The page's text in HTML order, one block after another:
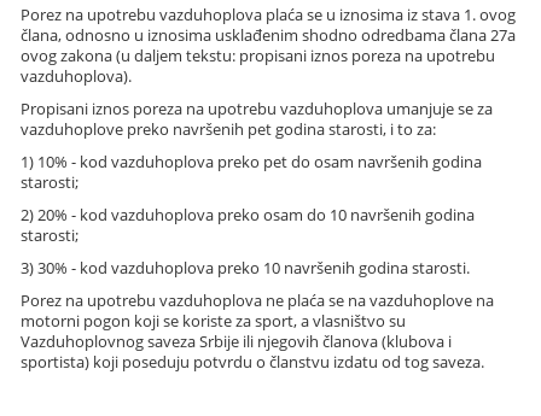
Porez na upotrebu vazduhoplova plaća se u iznosima iz stava 1. ovog
člana, odnosno u iznosima usklađenim shodno odredbama člana 27a
ovog zakona (u daljem tekstu: propisani iznos poreza na upotrebu
vazduhoplova).
Propisani iznos poreza na upotrebu vazduhoplova umanjuje se za
vazduhoplove preko navršenih pet godina starosti, i to za:
1) 10% - kod vazduhoplova preko pet do osam navršenih godina
starosti;
2) 20% - kod vazduhoplova preko osam do 10 navršenih godina
starosti;
3) 30% - kod vazduhoplova preko 10 navršenih godina starosti.
Porez na upotrebu vazduhoplova ne plaća se na vazduhoplove na
motorni pogon koji se koriste za sport, a vlasništvo su
Vazduhoplovnog saveza Srbije ili njegovih članova (klubova i
sportista) koji poseduju potvrdu o članstvu izdatu od tog saveza.